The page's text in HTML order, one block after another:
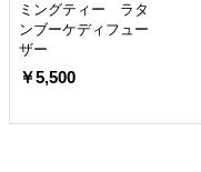
ミングティー ラタ
ンブーケディフュー
ザー
￥5,500